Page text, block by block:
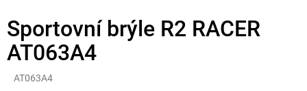
Sportovní brýle R2 RACER
AT063A4
AT063A4